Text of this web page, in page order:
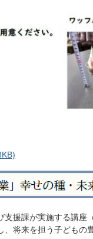
支援課が実施する講座
将来を担う子どもの